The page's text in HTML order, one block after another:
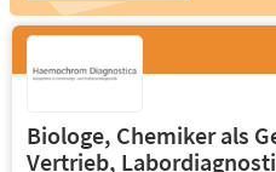
Biologe, Chemiker als
Vertrieb,